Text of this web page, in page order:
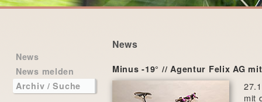
News
News melden
Archiv / Suche
News
Minus -19° // Agentur Felix AG
mit